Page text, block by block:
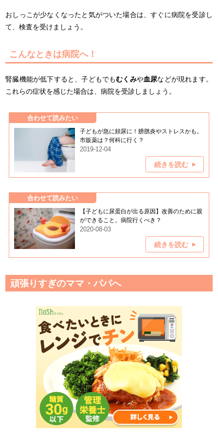
おしっこが少なくなったと気がついた場合は、すぐに病院を受診し
て、検査を受けましょう。
こんなときは病院へ！
腎臓機能が低下すると、子どもでもむくみや血尿などが現れます。
これらの症状を感じた場合は、病院を受診しましょう。
合わせて読みたい
子どもが急に頻尿に！膀胱炎やストレスかも。
市販薬は？何科に行く？
2019-12-04
続きを読む
合わせて読みたい
【子どもに尿蛋白が出る原因】改善のために親
ができること。病院行くべき？
2020-08-03
続きを読む
頑張りすぎのママ・パパへ